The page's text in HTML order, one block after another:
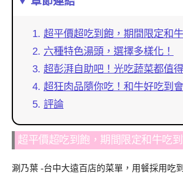
超平價超吃到飽，期間限定和
六種特色湯頭，選擇多樣化！
超彭湃自助吧！光吃蔬菜都值
超狂肉品隨你吃！和牛好吃到會
評論
超平價超吃到飽，期間限定和牛吃到
涮乃葉 -台中大遠百店的菜單，用餐採用吃